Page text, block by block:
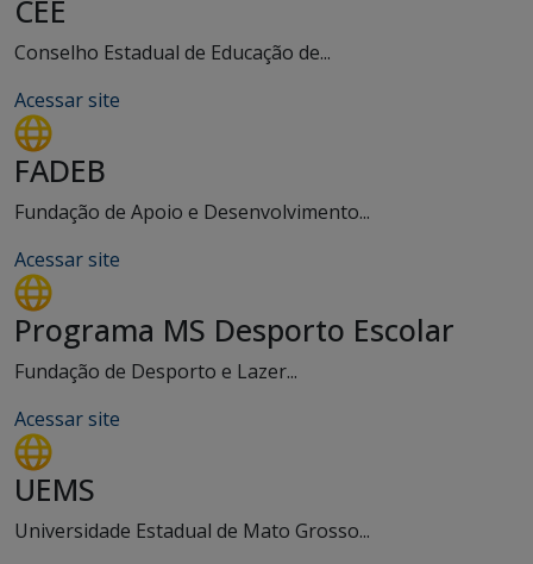
CEE
Conselho Estadual de Educação de...
Acessar site
FADEB
Fundação de Apoio e Desenvolvimento...
Acessar site
Programa MS Desporto Escolar
Fundação de Desporto e Lazer...
Acessar site
UEMS
Universidade Estadual de Mato Grosso...